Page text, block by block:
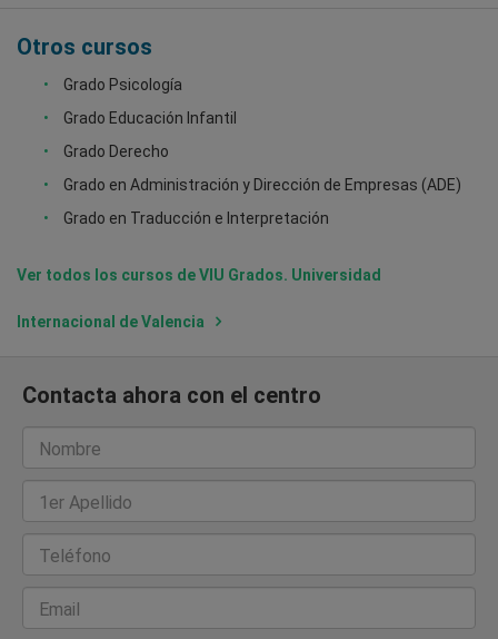
Otros cursos
Grado Psicología
Grado Educación Infantil
Grado Derecho
Grado en Administración y Dirección de Empresas (ADE)
Grado en Traducción e Interpretación
Ver todos los cursos de VIU Grados. Universidad
Internacional de Valencia
Contacta ahora con el centro
Nombre
1er Apellido
Teléfono
Email